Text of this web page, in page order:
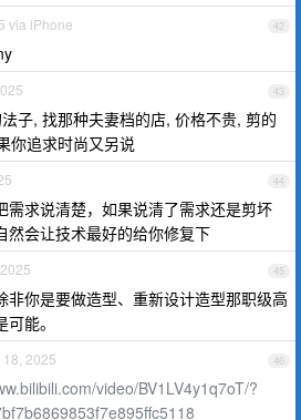
42
via iPhone
43
子, 找那种夫妻档的店, 价格不贵, 剪的
你追求时尚又另说
44
需求说清楚，如果说清了需求还是剪坏
然会让技术最好的给你修复下
45
非你是要做造型、重新设计造型那职级高
能。
46
18, 2025
video/BV1LV4y1q7oT/?